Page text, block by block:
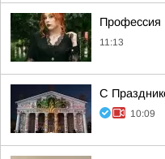
Профессия
11:13
С
10:09